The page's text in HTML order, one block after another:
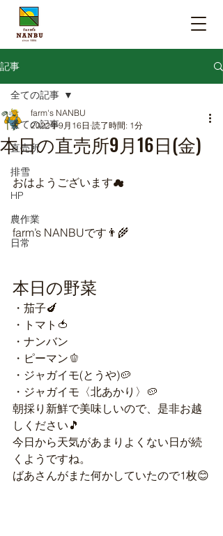
記事
全ての記事
直売所
排雪
HP
農作業
日常
全ての記事
本日の直売所9月16日(金)
farm's NANBU
2022年9月16日 読了時間: 1分
おはようございます☁
farm’s NANBUです👨‍🌾
本日の野菜
・茄子🍆
・トマト🍅
・ナンバン
・ピーマン🫑
・ジャガイモ(とうや)🥔
・ジャガイモ〈北あかり〉🥔
朝採り新鮮で美味しいので、是非お越
しください🎵
今日から天気があまりよくない日が続
くようですね。
ばあさんがまた何かしていたので1枚😊